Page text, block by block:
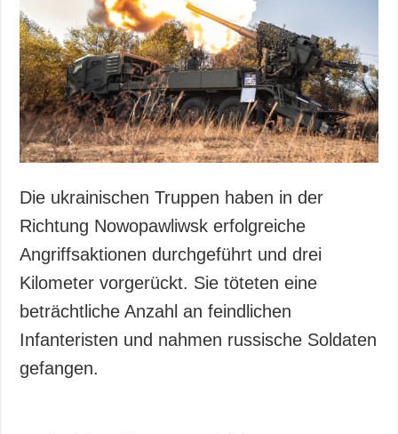
Die ukrainischen Truppen haben in der
Richtung Nowopawliwsk erfolgreiche
Angriffsaktionen durchgeführt und drei
Kilometer vorgerückt. Sie töteten eine
beträchtliche Anzahl an feindlichen
Infanteristen und nahmen russische Soldaten
gefangen.